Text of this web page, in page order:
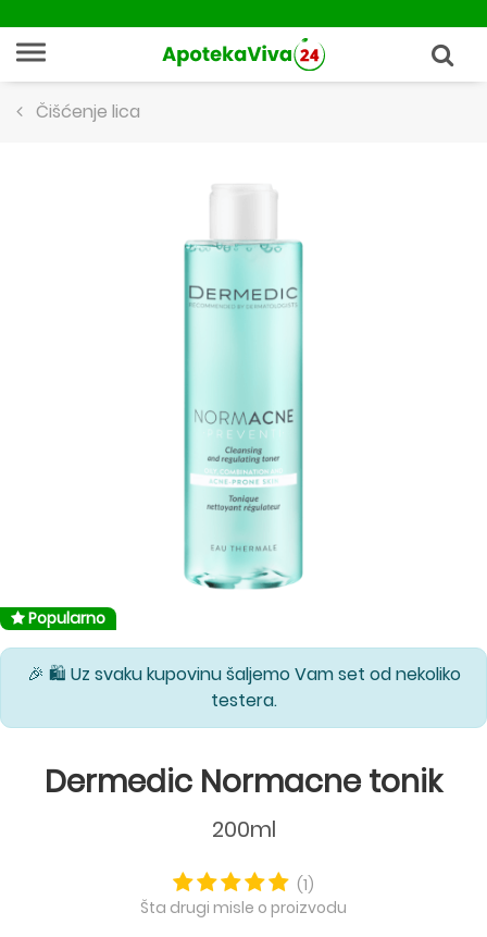
Čišćenje lica
Popularno
🎉 🛍️ Uz svaku kupovinu šaljemo Vam set od nekoliko
testera.
Dermedic Normacne tonik
200ml
(1)
Šta drugi misle o proizvodu